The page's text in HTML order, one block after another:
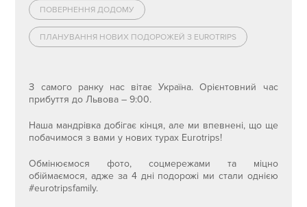
ПОВЕРНЕННЯ ДОДОМУ
ПЛАНУВАННЯ НОВИХ ПОДОРОЖЕЙ З EUROTRIPS
З самого ранку нас вітає Україна. Орієнтовний час
прибуття до Львова – 9:00.
Наша мандрівка добігає кінця, але ми впевнені, що ще
побачимося з вами у нових турах Eurotrips!
Обмінюємося фото, соцмережами та міцно
обіймаємося, адже за 4 дні подорожі ми стали однією
#eurotripsfamily.